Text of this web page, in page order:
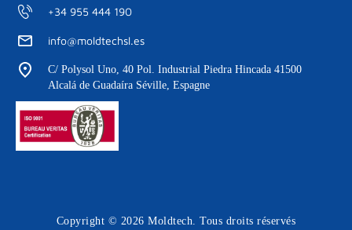
+34 955 444 190
info@moldtechsl.es
C/ Polysol Uno, 40 Pol. Industrial Piedra Hincada 41500
Alcalá de Guadaíra Séville, Espagne
Copyright © 2026 Moldtech. Tous droits réservés